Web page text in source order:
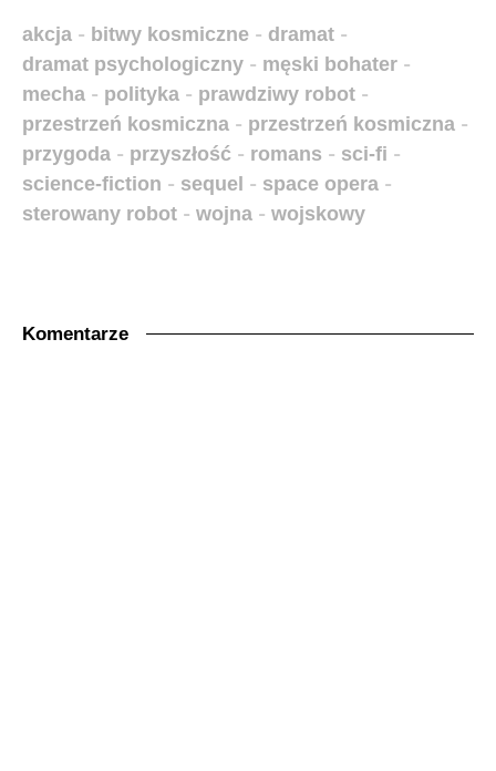
akcja - bitwy kosmiczne - dramat -
dramat psychologiczny - męski bohater -
mecha - polityka - prawdziwy robot -
przestrzeń kosmiczna - przestrzeń kosmiczna -
przygoda - przyszłość - romans - sci-fi -
science-fiction - sequel - space opera -
sterowany robot - wojna - wojskowy
Komentarze